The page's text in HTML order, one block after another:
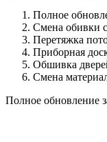
Полное
Смена обивки
Перетяжка
Приборная
Обшивка
Смена
Полное обновление